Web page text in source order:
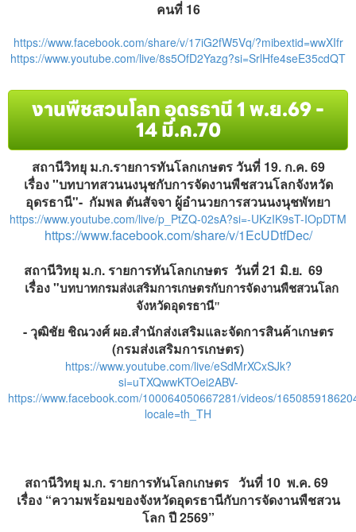
คนที่ 16
https://www.facebook.com/share/v/17iG2fW5Vq/?mibextid=wwXIfr
https://www.youtube.com/live/8s5OfD2Yazg?si=SrlHfe4seE35cdQT
งานพืชสวนโลก อุดรธานี 1 พ.ย.69 -
14 มี.ค.70
สถานีวิทยุ ม.ก.รายการทันโลกเกษตร วันที่ 19. ก.ค. 69
เรื่อง ''บทบาทสวนนงนุชกับการจัดงานพืชสวนโลกจังหวัด
อุดรธานี"- กัมพล ตันสัจจา ผู้อำนวยการสวนนงนุชพัทยา
https://www.youtube.com/live/p_PtZQ-02sA?si=-UKzIK9sT-IOpDTM
https://www.facebook.com/share/v/1EcUDtfDec/
สถานีวิทยุ ม.ก. รายการทันโลกเกษตร วันที่ 21 มิ.ย. 69
เรื่อง "บทบาทกรมส่งเสริมการเกษตรกับการจัดงานพืชสวนโลก
จังหวัดอุดรธานี"
-วุฒิชัย ชิณวงศ์ ผอ.สำนักส่งเสริมและจัดการสินค้าเกษตร
(กรมส่งเสริมการเกษตร)
https://www.youtube.com/live/eSdMrXCxSJk?
si=uTXQwwKTOei2ABV-
https://www.facebook.com/100064050667281/videos/
locale=th_TH
สถานีวิทยุ ม.ก. รายการทันโลกเกษตร วันที่ 10 พ.ค. 69
เรื่อง “ความพร้อมของจังหวัดอุดรธานีกับการจัดงานพืชสวน
โลก ปี 2569”